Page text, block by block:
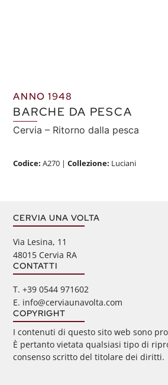
ANNO 1948
BARCHE DA PESCA
Cervia – Ritorno dalla pesca
Codice:A270 |Collezione: Luciani
CERVIA UNA VOLTA
Via Lesina, 11
48015 Cervia RA
CONTATTI
‭T. +39 0544 971602
E. info@cerviaunavolta.com
COPYRIGHT
I contenuti di questo sito web sono
È pertanto vietata qualsiasi tipo di
consenso scritto del titolare dei diritti.